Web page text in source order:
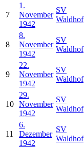
7
1.
November
1942
SV
Waldhof
8
8.
November
1942
SV
Waldhof
9
22.
November
1942
SV
Waldhof
10
29.
November
1942
SV
Waldhof
11
6.
Dezember
1942
SV
Waldhof